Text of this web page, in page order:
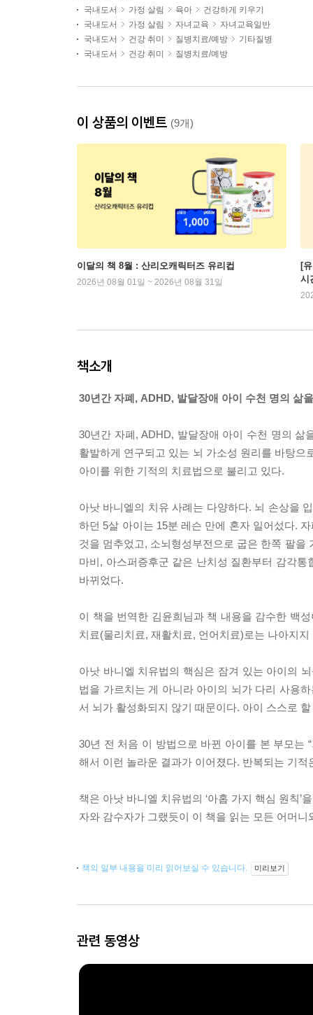
국내도서 가정 살림 육아
건강하게 키우기
국내도서
가정 살림 자녀교육
자녀교육일반
국내도서
건강 취미 질병치료/예방
기타질병
국내도서
건강 취미 질병치료/예방
이 상품의 이벤트 (9개)
이달의 책 8월 : 산리오캐릭터즈 유리컵
2026년 08월 01일 ~ 2026년 08월 31일
[
시
책소개
30년간 자폐, ADHD, 발달장애 아이 수천 명의 삶
30년간 자폐, ADHD, 발달장애 아이 수천 명의 삶
활발하게 연구되고 있는 뇌 가소성 원리를 바탕
아이를 위한 기적의 치료법으로 불리고 있다.
아낫 바니엘의 치유 사례는 다양하다. 뇌 손상을
하던 5살 아이는 15분 레슨 만에 혼자 일어섰다.
것을 멈추었고, 소뇌형성부전으로 굽은 한쪽 팔
마비, 아스퍼증후군 같은 난치성 질환부터 감각
바뀌었다.
이 책을 번역한 김윤희님과 책 내용을 감수한 백
치료(물리치료, 재활치료, 언어치료)로는 나아지
아낫 바니엘 치유법의 핵심은 잠겨 있는 아이의
법을 가르치는 게 아니라 아이의 뇌가 다리 사용
서 뇌가 활성화되지 않기 때문이다. 아이 스스로
30년 전 처음 이 방법으로 바뀐 아이를 본 부모는
해서 이런 놀라운 결과가 이어졌다. 반복되는 기적
책은 아낫 바니엘 치유법의 ‘아홉 가지 핵심 원칙
자와 감수자가 그랬듯이 이 책을 읽는 모든 어머
책의 일부 내용을 미리 읽어보실 수 있습니다. 미리보기
관련 동영상